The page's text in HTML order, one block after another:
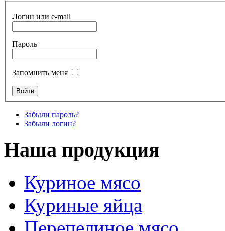
Логин или e-mail
Пароль
Запомнить меня
Забыли пароль?
Забыли логин?
Наша продукция
Куриное мясо
Куриные яйца